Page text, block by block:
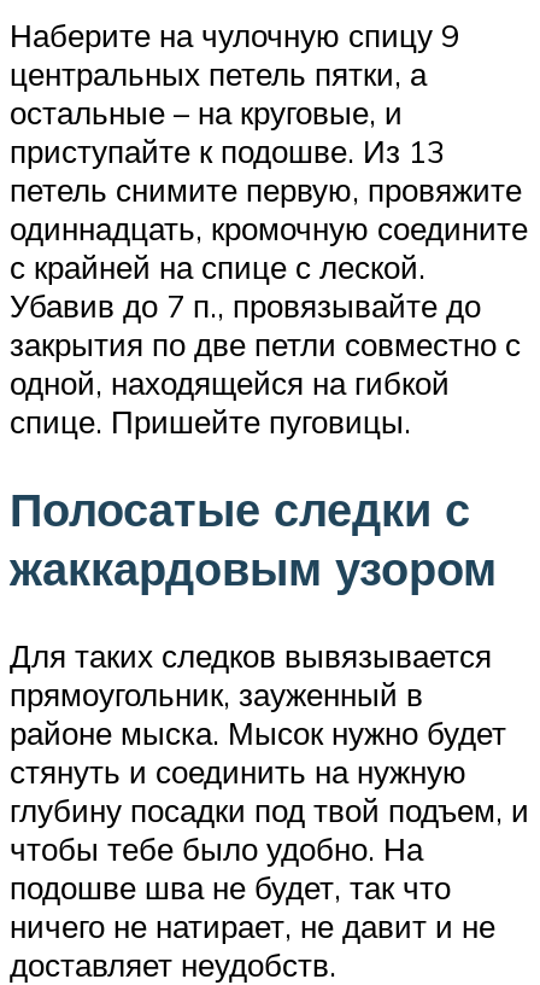
Наберите на чулочную спицу 9
центральных петель пятки, а
остальные – на круговые, и
приступайте к подошве. Из 13
петель снимите первую, провяжите
одиннадцать, кромочную соедините
с крайней на спице с леской.
Убавив до 7 п., провязывайте до
закрытия по две петли совместно с
одной, находящейся на гибкой
спице. Пришейте пуговицы.
Полосатые следки с
жаккардовым узором
Для таких следков вывязывается
прямоугольник, зауженный в
районе мыска. Мысок нужно будет
стянуть и соединить на нужную
глубину посадки под твой подъем, и
чтобы тебе было удобно. На
подошве шва не будет, так что
ничего не натирает, не давит и не
доставляет неудобств.